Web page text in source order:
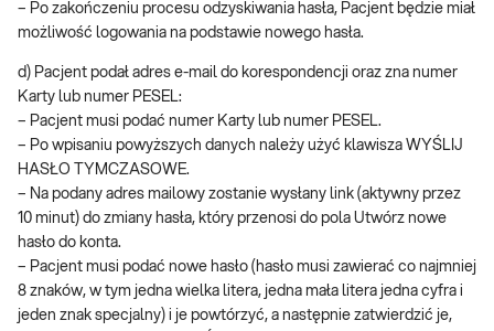
– Po zakończeniu procesu odzyskiwania hasła, Pacjent będzie miał
możliwość logowania na podstawie nowego hasła.
d) Pacjent podał adres e-mail do korespondencji oraz zna numer
Karty lub numer PESEL:
– Pacjent musi podać numer Karty lub numer PESEL.
– Po wpisaniu powyższych danych należy użyć klawisza WYŚLIJ
HASŁO TYMCZASOWE.
– Na podany adres mailowy zostanie wysłany link (aktywny przez
10 minut) do zmiany hasła, który przenosi do pola Utwórz nowe
hasło do konta.
– Pacjent musi podać nowe hasło (hasło musi zawierać co najmniej
8 znaków, w tym jedna wielka litera, jedna mała litera jedna cyfra i
jeden znak specjalny) i je powtórzyć, a następnie zatwierdzić je,